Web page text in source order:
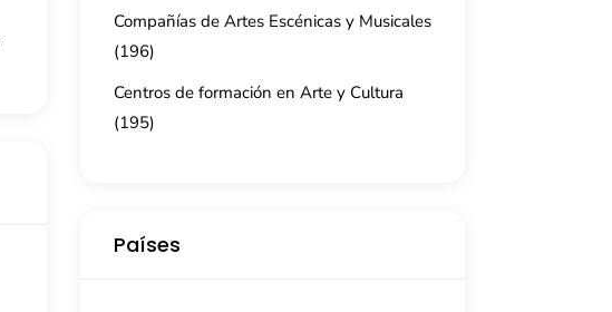
Compañías de Artes Escénicas y Musicales
(196)
Centros de formación en Arte y Cultura
(195)
Países